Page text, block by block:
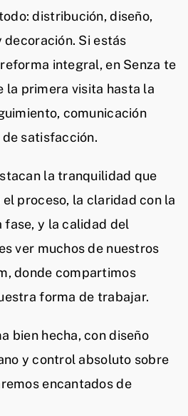
distribución, diseño,
Si estás
integral, en Senza te
la primera visita hasta la
comunicación
satisfacción.
la tranquilidad que
proceso, la claridad con la
fase, y la calidad del
ver muchos de nuestros
donde compartimos
forma de trabajar.
bien hecha, con diseño
y control absoluto sobre
encantados de